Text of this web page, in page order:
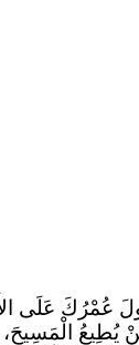
عُمْرُكَ عَلَى
يُطِيعُ